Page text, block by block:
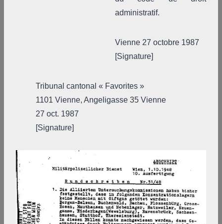
administratif.
Vienne 27 octobre 1987
[Signature]
Tribunal cantonal « Favorites »
1101 Vienne, Angeligasse 35 Vienne
27 oct. 1987
[Signature]